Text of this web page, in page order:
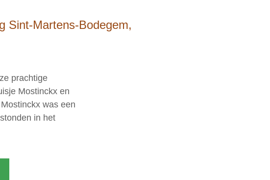
Sint-Martens-Bodegem,
prachtige
Mostinckx en
was een
in het